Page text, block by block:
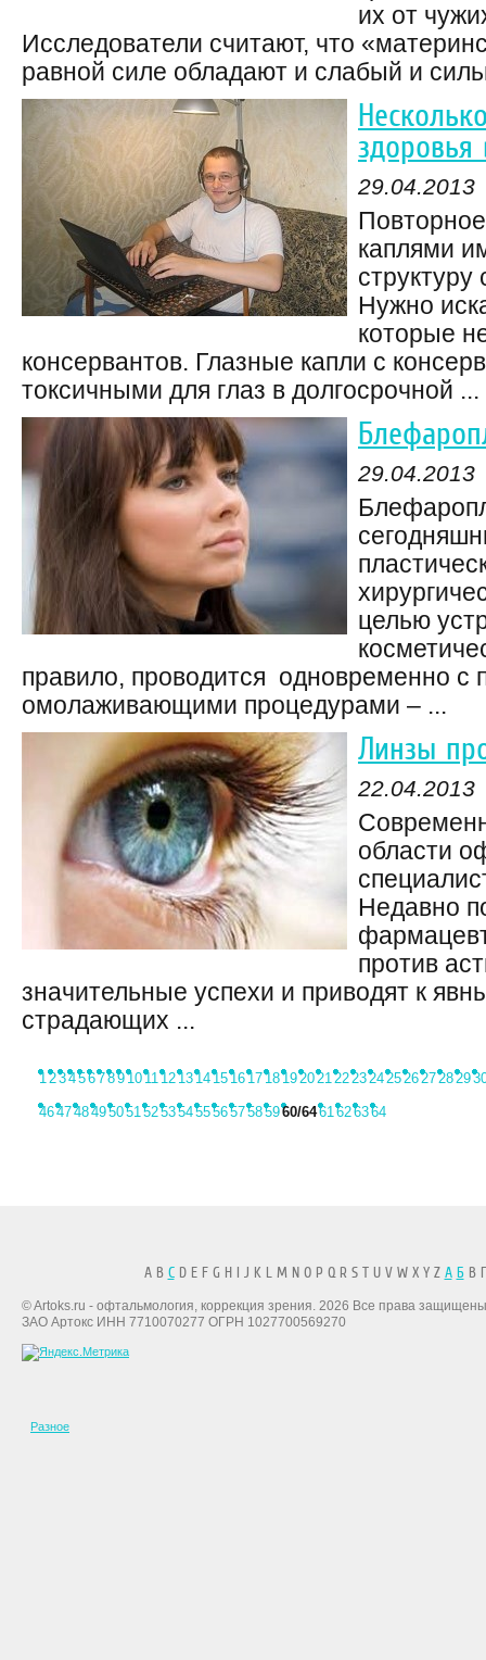
их от
Исследователи считают, что
равной силе обладают и слабый и
здоровья
29.04.2013
каплями
Нужно
которые
консервантов. Глазные капли с
токсичными для глаз в долгосрочной ...
29.04.2013
целью
правило, проводится одновременно с
омолаживающими процедурами – ...
Линзы
22.04.2013
области
Недавно
против
значительные успехи и приводят к
страдающих ...
1234567891011121314151617181920212223242526272829
464748495051525354555657585960/6461626364
A B CD E F G H I J K L M N O P Q R S T U V W X Y Z А БВ
© Artoks.ru - офтальмология, коррекция зрения. 2026 Все права
ЗАО Артокс ИНН 7710070277 ОГРН 1027700569270
Разное